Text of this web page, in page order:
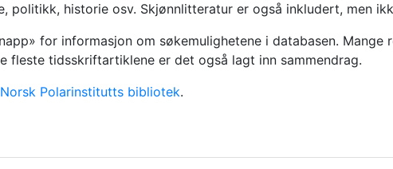
politikk, historie osv. Skjønnlitteratur er også inkludert, men
for informasjon om søkemulighetene i databasen.
fleste tidsskriftartiklene er det også lagt inn sammendrag.
Norsk Polarinstitutts bibliotek.